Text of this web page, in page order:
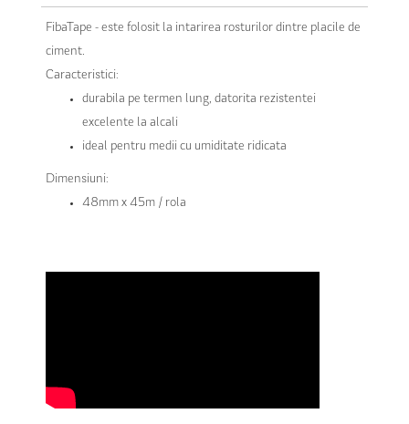
FibaTape - este folosit la intarirea rosturilor dintre placile de
ciment.
Caracteristici:
durabila pe termen lung, datorita rezistentei
excelente la alcali
ideal pentru medii cu umiditate ridicata
Dimensiuni:
48mm x 45m / rola